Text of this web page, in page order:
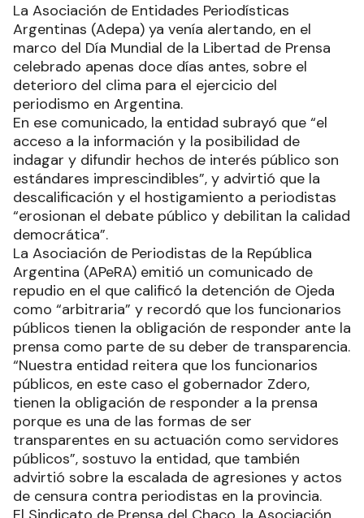
La Asociación de Entidades Periodísticas
Argentinas (Adepa) ya venía alertando, en el
marco del Día Mundial de la Libertad de Prensa
celebrado apenas doce días antes, sobre el
deterioro del clima para el ejercicio del
periodismo en Argentina.
En ese comunicado, la entidad subrayó que “el
acceso a la información y la posibilidad de
indagar y difundir hechos de interés público son
estándares imprescindibles”, y advirtió que la
descalificación y el hostigamiento a periodistas
“erosionan el debate público y debilitan la calidad
democrática”.
La Asociación de Periodistas de la República
Argentina (APeRA) emitió un comunicado de
repudio en el que calificó la detención de Ojeda
como “arbitraria” y recordó que los funcionarios
públicos tienen la obligación de responder ante la
prensa como parte de su deber de transparencia.
“Nuestra entidad reitera que los funcionarios
públicos, en este caso el gobernador Zdero,
tienen la obligación de responder a la prensa
porque es una de las formas de ser
transparentes en su actuación como servidores
públicos”, sostuvo la entidad, que también
advirtió sobre la escalada de agresiones y actos
de censura contra periodistas en la provincia.